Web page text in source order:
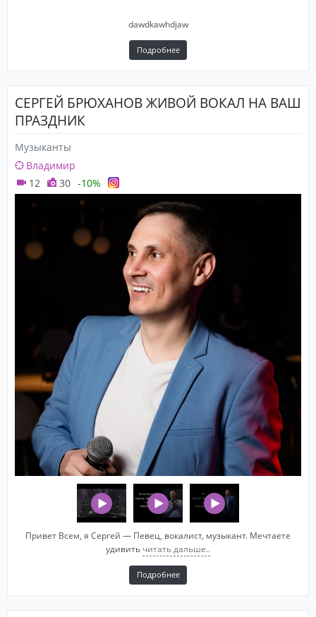
dawdkawhdjaw
Подробнее
СЕРГЕЙ БРЮХАНОВ ЖИВОЙ ВОКАЛ НА ВАШ
ПРАЗДНИК
Музыканты
Владимир
12
30 -10%
Привет Всем, я Сергей — Певец, вокалист, музыкант. Мечтаете
удивить читать дальше..
Подробнее